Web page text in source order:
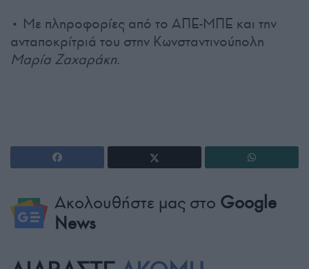
• Με πληροφορίες από το ΑΠΕ-ΜΠΕ και την
ανταποκρίτριά του στην Κωνσταντινούπολη
Μαρία Ζαχαράκη.
Ακολουθήστε μας στο Google
News